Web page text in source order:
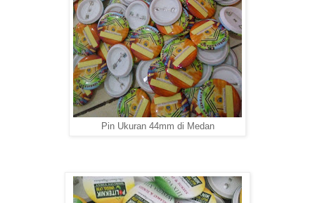
Pin Ukuran 44mm di Medan